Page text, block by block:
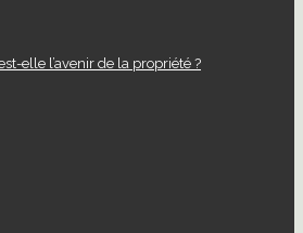
elle l’avenir de la propriété ?